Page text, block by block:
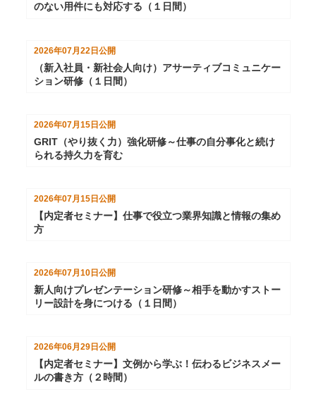
のない用件にも対応する（１日間）
2026年07月22日公開
（新入社員・新社会人向け）アサーティブコミュニケー
ション研修（１日間）
2026年07月15日公開
GRIT（やり抜く力）強化研修～仕事の自分事化と続け
られる持久力を育む
2026年07月15日 公開
【内定者セミナー】仕事で役立つ業界知識と情報の集め
方
2026年07月10日 公開
新人向けプレゼンテーション研修～相手を動かすストー
リー設計を身につける（１日間）
2026年06月29日 公開
【内定者セミナー】文例から学ぶ！伝わるビジネスメー
ルの書き方（２時間）